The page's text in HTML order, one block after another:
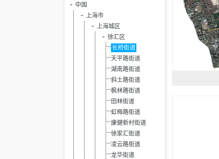
中国
上海市
上海城区
徐汇区
长桥街道
天平路街道
湖南路街道
斜土路街道
枫林路街道
田林街道
虹梅路街道
康健新村街道
徐家汇街道
凌云路街道
龙华街道